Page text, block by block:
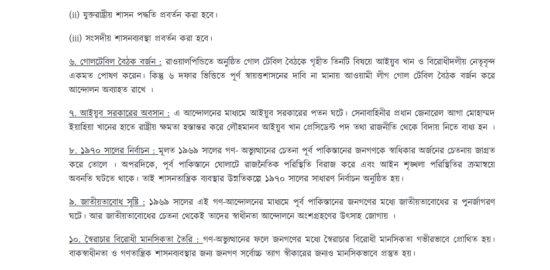
(ii) যুক্তরাষ্ট্রীয় শাসন পদ্ধতি প্রবর্তন করা হবে।
(iii) সংসদীয় শাসনব্যবস্থা প্রবর্তন করা হবে।
৬. গোলটেবিল বৈঠক বর্জন :রাওয়ালপিন্ডিতে অনুষ্ঠিত গোল টেবিল বৈঠকে গৃহীত তিনটি বিষয়ে আইয়ুব খান ও বিরোধীদলীয় নেতৃবৃন্দ
একমত পোষণ করেন। কিন্তু ৬ দফার ভিত্তিতে পূর্ণ স্বায়ত্তশাসনের দাবি না মানায় আওয়ামী লীগ গোল টেবিল বৈঠক বর্জন করে
আন্দোলন অব্যাহত রাখে ।
৭. আইয়ুব সরকারের অবসান :এ আন্দোলনের মাধ্যমে আইয়ুব সরকারের পতন ঘটে। সেনাবাহিনীর প্রধান জেনারেল আগা মোহাম্মদ
ইয়াহিয়া খানের হাতে রাষ্ট্রীয় ক্ষমতা হস্তান্তর করে লৌহমানব আইয়ুব খান প্রেসিডেন্ট পদ তথা রাজনীতি থেকে বিদায় নিতে বাধ্য হন ।
৮. ১৯৭০ সালের নির্বাচন :মূলত ১৯৬৯ সালের গণ- অভ্যুত্থানের চেতনা পূর্ব পাকিস্তানের জনগণকে স্বাধিকার অর্জনের চেতনায় জাগ্রত
করে তোলে । অপরদিকে, পূর্ব পাকিস্তানে ঘোলাটে রাজনৈতিক পরিস্থিতি বিরাজ করে এবং আইন শৃঙ্খলা পরিস্থিতির ক্রমান্বয়ে
অবনতি ঘটতে থাকে। তাই শাসনতান্ত্রিক ব্যবস্থার উন্নতিকল্পে ১৯৭০ সালের সাধারণ নির্বাচন অনুষ্ঠিত হয়।
৯. জাতীয়তাবোধ সৃষ্টি : ১৯৬৯ সালের এই গণ-আন্দোলনের মাধ্যমে পূর্ব পাকিস্তানের জনগণের মধ্যে জাতীয়তাবোধের র পুনর্জাগরণ
ঘটে। আর জাতীয়তাবোধের চেতনা থেকেই তাদের স্বাধীনতা আন্দোলনে অংশগ্রহণের উৎসাহ জোগায় ।
১০. স্বৈরাচার বিরোধী মানসিকতা তৈরি :গণ-অভ্যুত্থানের ফলে জনগণের মধ্যে স্বৈরাচার বিরোধী মানসিকতা গভীরভাবে প্রোথিত হয়।
বাকস্বাধীনতা ও গণতান্ত্রিক শাসনব্যবস্থার জন্য জনগণ সর্বোচ্চ ত্যাগ স্বীকারের জন্যও মানসিকভাবে প্রস্তুত হয়।